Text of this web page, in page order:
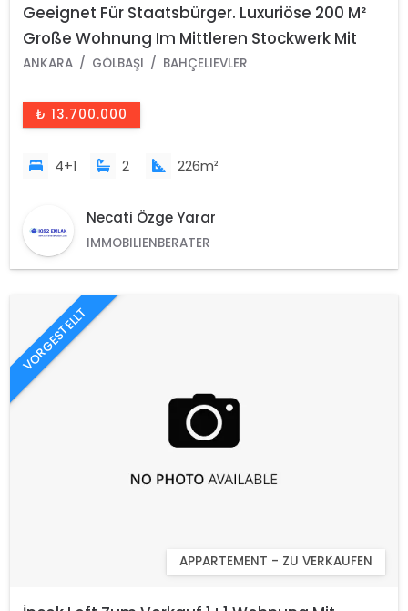
Geeignet Für Staatsbürger. Luxuriöse 200 M²
Große Wohnung Im Mittleren Stockwerk Mit
Parkblick Im Viertel Bahçelievler, Gölbaşı,
ANKARA GÖLBAŞI BAHÇELIEVLER
₺ 13.700.000
4+1 2 226m²
Necati Özge Yarar
IMMOBILIENBERATER
VORGESTELLT
APPARTEMENT - ZU VERKAUFEN